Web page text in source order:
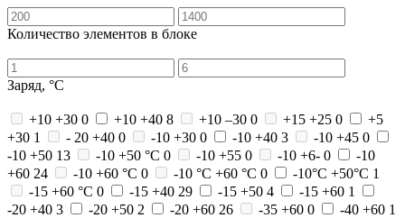
Количество элементов в блоке
Заряд, °C
+10 +30 0 +10 +40 8 +10 –30 0 +15 +25 0
+5
+30 1 - 20 +40 0 -10 +30 0 -10 +40 3 -10 +45 0
-10 +50 13 -10 +50 °С 0 -10 +55 0 -10 +6- 0
-10
+60 24 -10 +60 °С 0 -10 °С +60 °С 0 -10°С +50°С 1
-15 +60 °C 0 -15 +40 29 -15 +50 4 -15 +60 1
-20 +40 3 -20 +50 2 -20 +60 26 -35 +60 0 -40 +60 1